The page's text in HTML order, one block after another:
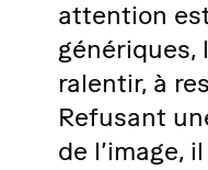
attention
génériques,
ralentir, à
Refusant
de l’image,